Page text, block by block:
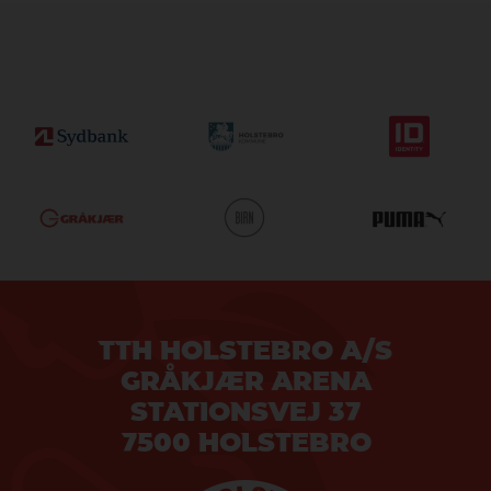
TTH HOLSTEBRO A/S
GRÅKJÆR ARENA
STATIONSVEJ 37
7500 HOLSTEBRO